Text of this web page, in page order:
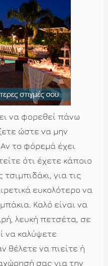
να φορεθεί πάνω
ώστε να μην
το φόρεμά έχει
ότι έχετε κάποιο
για τις
ευκολότερο να
Καλό είναι να
λευκή πετσέτα, σε
να καλύψετε
θέλετε να πιείτε ή
σας για την